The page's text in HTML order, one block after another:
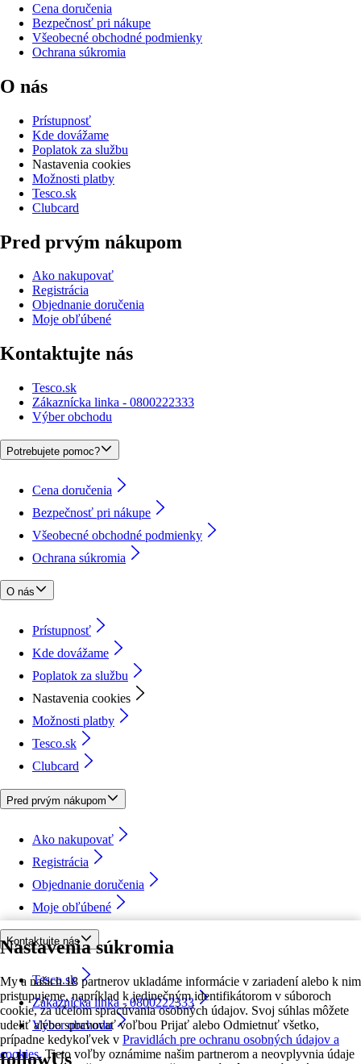
Nastavenia súkromia
My a našich 18 partnerov ukladáme informácie v zariadení alebo k nim
pristupujeme, napríklad k jedinečným identifikátorom v súboroch
cookie, za účelom spracúvania osobných údajov. Svoj súhlas môžete
udeliť alebo spravovať voľbou Prijať alebo Odmietnuť všetko,
prípadne kedykoľvek v Pravidlách pre ochranu osobných údajov a
cookies. Tieto voľby oznámime našim partnerom a neovplyvnia údaje
Cena doručenia
Bezpečnosť pri nákupe
Všeobecné obchodné podmienky
Ochrana súkromia
O nás
Prístupnosť
Kde dovážame
Poplatok za službu
Nastavenia cookies
Možnosti platby
Tesco.sk
Clubcard
Pred prvým nákupom
Ako nakupovať
Registrácia
Objednanie doručenia
Moje obľúbené
Kontaktujte nás
Tesco.sk
Zákaznícka linka - 0800222333
Výber obchodu
Potrebujete pomoc?
Cena doručenia
Bezpečnosť pri nákupe
Všeobecné obchodné podmienky
Ochrana súkromia
O nás
Prístupnosť
Kde dovážame
Poplatok za službu
Nastavenia cookies
Možnosti platby
Tesco.sk
Clubcard
Pred prvým nákupom
Ako nakupovať
Registrácia
Objednanie doručenia
Moje obľúbené
Kontaktujte nás
Tesco.sk
Zákaznícka linka - 0800222333
Výber obchodu
followUs